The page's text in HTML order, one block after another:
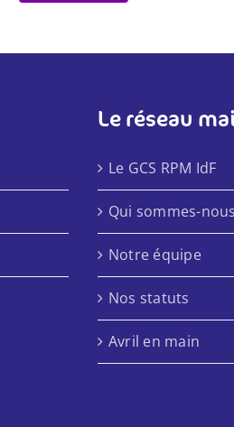
Le réseau
Le GCS RPM IdF
Qui sommes-
Notre équipe
Nos statuts
Avril en main